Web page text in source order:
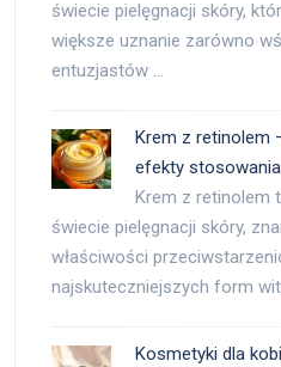
świecie pielęgnacji skóry,
większe uznanie zarówno
entuzjastów …
Krem z retinolem
efekty stosowania
Krem z retinolem
świecie pielęgnacji skóry,
właściwości
najskuteczniejszych form
Kosmetyki dla